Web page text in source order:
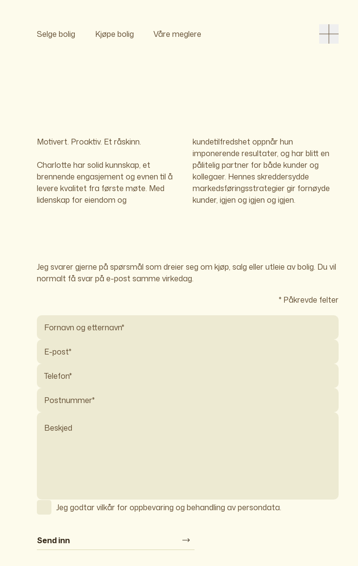
Selge bolig Kjøpe bolig Våre meglere
Motivert. Proaktiv. Et råskinn.
Charlotte har solid kunnskap, et
brennende engasjement og evnen til å
levere kvalitet fra første møte. Med
lidenskap for eiendom og
kundetilfredshet oppnår hun
imponerende resultater, og har blitt en
pålitelig partner for både kunder og
kollegaer. Hennes skreddersydde
markedsføringsstrategier gir fornøyde
kunder, igjen og igjen og igjen.
Jeg svarer gjerne på spørsmål som dreier seg om kjøp, salg eller utleie av bolig. Du vil
normalt få svar på e-post samme virkedag.
* Påkrevde felter
Jeg godtar vilkår for oppbevaring og behandling av persondata.
Send inn